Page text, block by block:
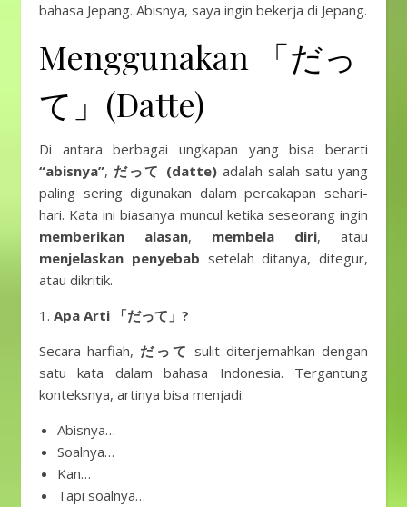
bahasa Jepang. Abisnya, saya ingin bekerja di Jepang.
Menggunakan 「だっ
て」(Datte)
Di antara berbagai ungkapan yang bisa berarti
“abisnya”, だって (datte)adalah salah satu yang
paling sering digunakan dalam percakapan sehari-
hari. Kata ini biasanya muncul ketika seseorang ingin
memberikan alasan, membela diri, atau
menjelaskan penyebab setelah ditanya, ditegur,
atau dikritik.
1. Apa Arti 「だって」?
Secara harfiah, だって sulit diterjemahkan dengan
satu kata dalam bahasa Indonesia. Tergantung
konteksnya, artinya bisa menjadi:
Abisnya…
Soalnya…
Kan…
Tapi soalnya…